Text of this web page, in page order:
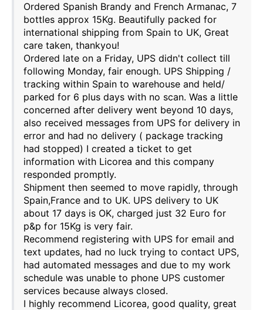
Ordered Spanish Brandy and French Armanac, 7
bottles approx 15Kg. Beautifully packed for
international shipping from Spain to UK, Great
care taken, thankyou!
Ordered late on a Friday, UPS didn't collect till
following Monday, fair enough. UPS Shipping /
tracking within Spain to warehouse and held/
parked for 6 plus days with no scan. Was a little
concerned after delivery went beyond 10 days,
also received messages from UPS for delivery in
error and had no delivery ( package tracking
had stopped) I created a ticket to get
information with Licorea and this company
responded promptly.
Shipment then seemed to move rapidly, through
Spain,France and to UK. UPS delivery to UK
about 17 days is OK, charged just 32 Euro for
p&p for 15Kg is very fair.
Recommend registering with UPS for email and
text updates, had no luck trying to contact UPS,
had automated messages and due to my work
schedule was unable to phone UPS customer
services because always closed.
I highly recommend Licorea, good quality, great
Diese Website verwendet Cookies
Unsere Website verwendet Cookies, die
Informationen in Ihrem Browser und auf Ihrem Gerät
lesen, speichern und schreiben können. Die von
diesen Technologien verarbeiteten Informationen
umfassen Daten, die sich auf Ihr Benutzerkonto
beziehen, und können persönliche Kennungen (z. B.
IP-Adresse und Sitzungsdetails) und Browserverlauf
enthalten. Wir verwenden diese Informationen für
verschiedene Zwecke: zum Beispiel, um auf Ihr
Konto zuzugreifen und Ihren Warenkorb zu
speichern, die Sicherheit zu gewährleisten,
Benutzerentscheidungen zu speichern, unsere
Website zu verbessern und schließlich zu
Marketingzwecken. Sie können die gesamte nicht
wesentliche Verarbeitung ablehnen, indem Sie nur
die erforderlichen Cookies akzeptieren. Sie können
Ihre Auswahl anpassen und die Cookies auswählen,
die wir in Ihrer Sitzung verwenden dürfen.